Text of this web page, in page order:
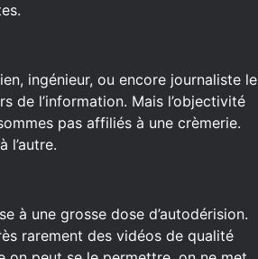
ingénieur, ou encore journaliste le
de l’information. Mais l’objectivité
pas affiliés à une crèmerie.
l’autre.
à une grosse dose d’autodérision.
rarement des vidéos de qualité